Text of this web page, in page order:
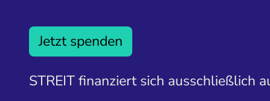
Jetzt spenden
STREIT finanziert sich ausschließlich